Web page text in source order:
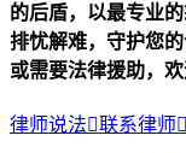
的后盾，以最专业
排忧解难，守护您
或需要法律援助，欢
律师说法联系律师